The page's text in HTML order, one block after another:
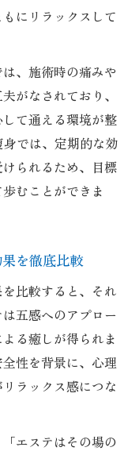
にリラックスして
、施術時の痛みや
がなされており、
て通える環境が整
では、定期的な効
られるため、目標
むことができま
を徹底比較
比較すると、それ
五感へのアプロー
る癒しが得られま
性を背景に、心理
ラックス感につな
エステはその場の